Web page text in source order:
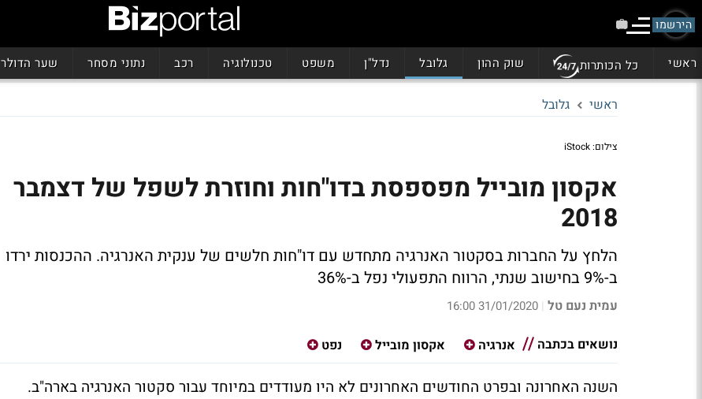
הירשמו
ראשי כל הכותרות שוק ההון גלובל נדל"ן משפט טכנולוגיה רכב נתוני מסחר שער הדולר
ראשי גלובל
צילום: iStock
אקסון מובייל מפספסת בדו"חות וחוזרת לשפל של דצמבר
2018
הלחץ על החברות בסקטור האנרגיה מתחדש עם דו"חות חלשים של ענקית האנרגיה. ההכנסות ירדו
ב-9% בחישוב שנתי, הרווח התפעולי נפל ב-36%
עמית נעם טל |
31/01/2020 16:00
נושאים בכתבה אנרגיה אקסון מובייל נפט
השנה האחרונה ובפרט החודשים האחרונים לא היו מעודדים במיוחד עבור סקטור האנרגיה בארה"ב.